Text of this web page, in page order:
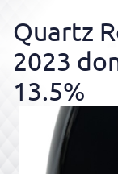
Quartz
2023
13.5%